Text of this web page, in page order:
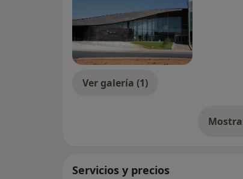
Ver galería (1)
Servicios y precios